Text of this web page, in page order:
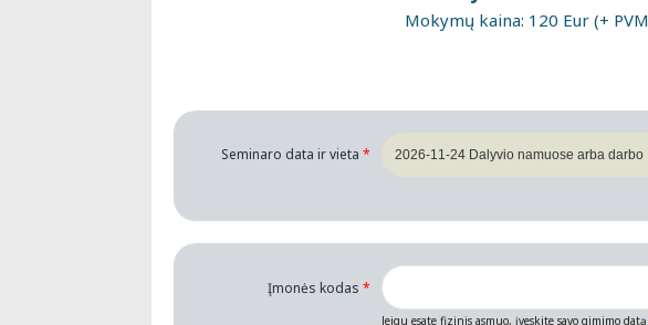
Mokymų kaina: 120 Eur (+
Seminaro data ir vieta*
Įmonės kodas*
Jeigu esate fizinis asmuo, įveskite savo gimimo